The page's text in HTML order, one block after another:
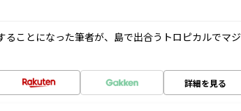
ことになった筆者が、島で出合うトロピカルでマジ
詳細を見る